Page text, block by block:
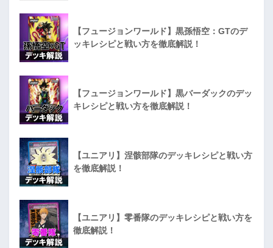
【フュージョンワールド】黒孫悟空：GTのデ
ッキレシピと戦い方を徹底解説！
【フュージョンワールド】黒バーダックのデッ
キレシピと戦い方を徹底解説！
【ユニアリ】涅骸部隊のデッキレシピと戦い方
を徹底解説！
【ユニアリ】零番隊のデッキレシピと戦い方を
徹底解説！